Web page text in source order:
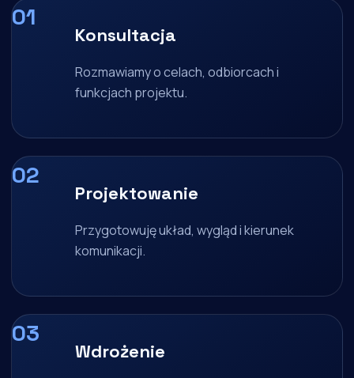
Konsultacja
Rozmawiamy o celach, odbiorcach i
funkcjach projektu.
Projektowanie
Przygotowuję układ, wygląd i kierunek
komunikacji.
Wdrożenie